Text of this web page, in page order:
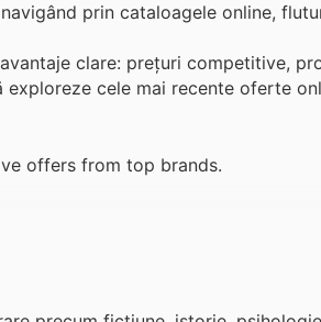
prin cataloagele online,
clare: prețuri competitive,
cele mai recente oferte
offers from top brands.